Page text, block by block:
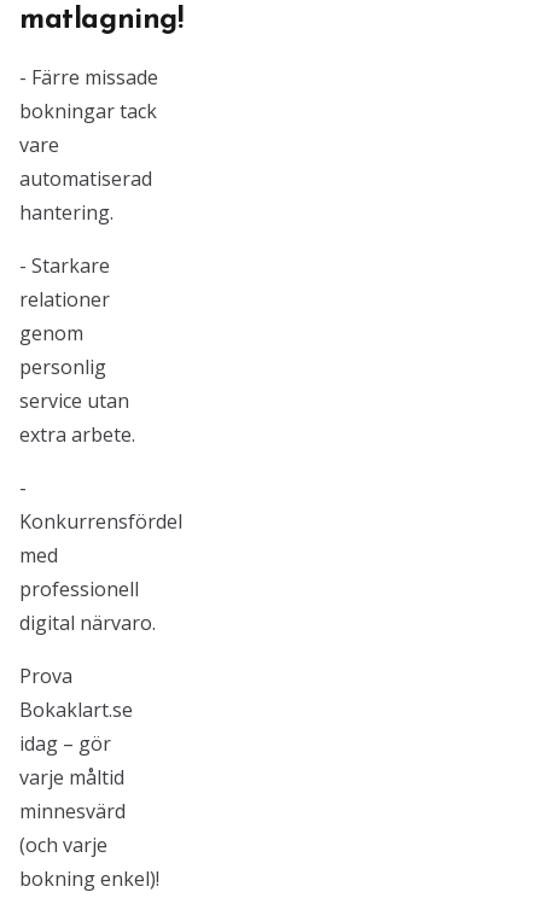
matlagning!
- Färre missade
bokningar tack
vare
automatiserad
hantering.
- Starkare
relationer
genom
personlig
service utan
extra arbete.
-
Konkurrensfördel
med
professionell
digital närvaro.
Prova
Bokaklart.se
idag – gör
varje måltid
minnesvärd
(och varje
bokning enkel)!